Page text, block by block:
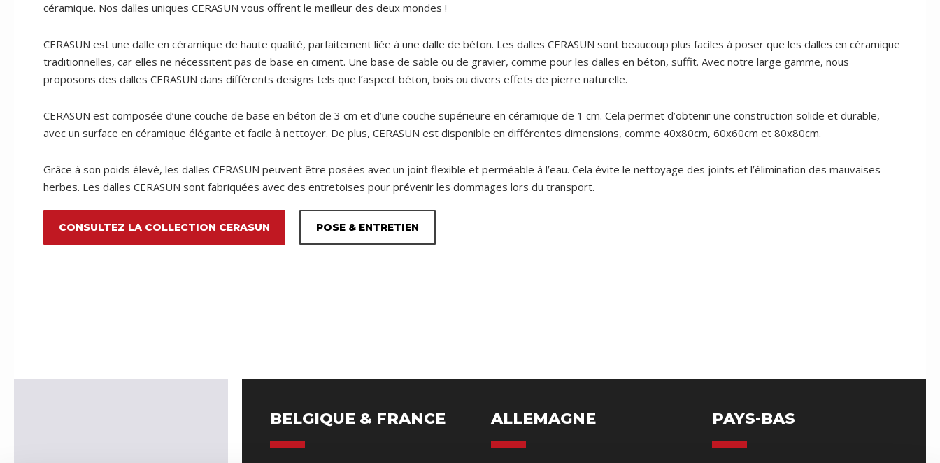
céramique. Nos dalles uniques CERASUN vous offrent le meilleur des deux mondes !
CERASUN est une dalle en céramique de haute qualité, parfaitement liée à une dalle de béton. Les dalles CERASUN sont beaucoup plus faciles à poser que les dalles en céramique
traditionnelles, car elles ne nécessitent pas de base en ciment. Une base de sable ou de gravier, comme pour les dalles en béton, suffit. Avec notre large gamme, nous
proposons des dalles CERASUN dans différents designs tels que l’aspect béton, bois ou divers effets de pierre naturelle.
CERASUN est composée d’une couche de base en béton de 3 cm et d’une couche supérieure en céramique de 1 cm. Cela permet d’obtenir une construction solide et durable,
avec un surface en céramique élégante et facile à nettoyer. De plus, CERASUN est disponible en différentes dimensions, comme 40x80cm, 60x60cm et 80x80cm.
Grâce à son poids élevé, les dalles CERASUN peuvent être posées avec un joint flexible et perméable à l’eau. Cela évite le nettoyage des joints et l’élimination des mauvaises
herbes. Les dalles CERASUN sont fabriquées avec des entretoises pour prévenir les dommages lors du transport.
CONSULTEZ LA COLLECTION CERASUN POSE & ENTRETIEN
BELGIQUE & FRANCE ALLEMAGNE PAYS-BAS